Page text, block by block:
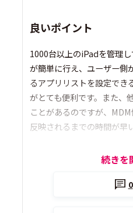
良いポイント
1000台以上のiPadを管理
が簡単に行え、ユーザー側
るアプリリストを設定でき
がとても便利です。また、
ことがあるのですが、
反映されるまでの時間が早
続きを
0